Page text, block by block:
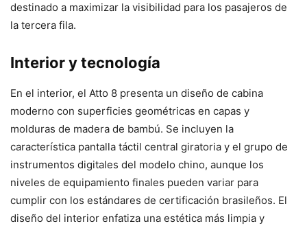
destinado a maximizar la visibilidad para los pasajeros de
la tercera fila.
Interior y tecnología
En el interior, el Atto 8 presenta un diseño de cabina
moderno con superficies geométricas en capas y
molduras de madera de bambú. Se incluyen la
característica pantalla táctil central giratoria y el grupo de
instrumentos digitales del modelo chino, aunque los
niveles de equipamiento finales pueden variar para
cumplir con los estándares de certificación brasileños. El
diseño del interior enfatiza una estética más limpia y